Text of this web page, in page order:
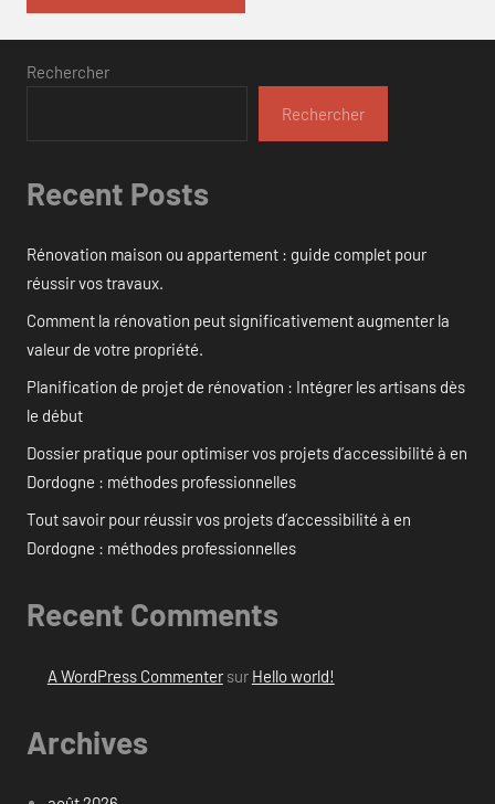
Rechercher
Rechercher
Recent Posts
Rénovation maison ou appartement : guide complet pour
réussir vos travaux.
Comment la rénovation peut significativement augmenter la
valeur de votre propriété.
Planification de projet de rénovation : Intégrer les artisans dès
le début
Dossier pratique pour optimiser vos projets d’accessibilité à en
Dordogne : méthodes professionnelles
Tout savoir pour réussir vos projets d’accessibilité à en
Dordogne : méthodes professionnelles
Recent Comments
A WordPress Commentersur Hello world!
Archives